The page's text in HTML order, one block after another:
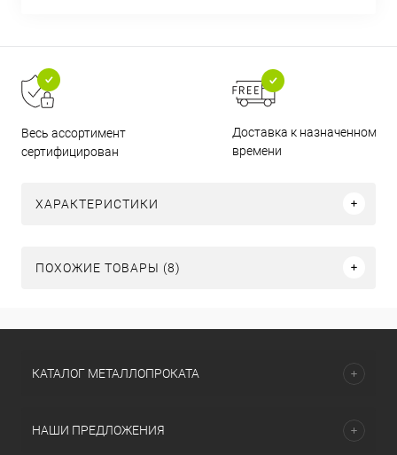
Весь ассортимент
сертифицирован
Доставка к назначенному
времени
ХАРАКТЕРИСТИКИ
ПОХОЖИЕ ТОВАРЫ (8)
КАТАЛОГ МЕТАЛЛОПРОКАТА
НАШИ ПРЕДЛОЖЕНИЯ